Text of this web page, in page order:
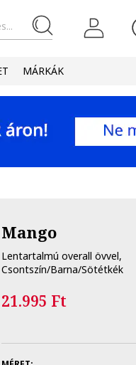
MÁRKÁK
Mango
Lentartalmú overall övvel,
Csontszín/Barna/Sötétkék
21.995 Ft